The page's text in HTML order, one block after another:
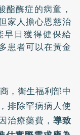
酯酶症的病童，
家人擔心恩慈治
早日獲得健保給
患者可以在黃金
，衛生福利部中
排除罕病病人使
治療藥費， 導致